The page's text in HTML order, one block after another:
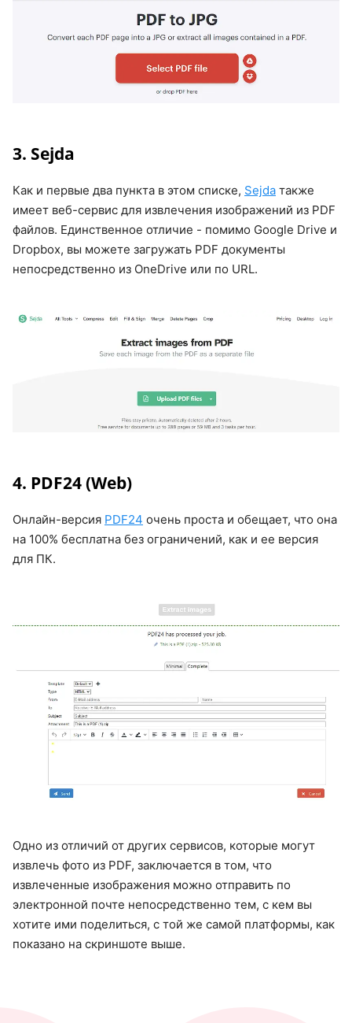
3. Sejda
Как и первые два пункта в этом списке, Sejda также
имеет веб-сервис для извлечения изображений из PDF
файлов. Единственное отличие - помимо Google Drive и
Dropbox, вы можете загружать PDF документы
непосредственно из OneDrive или по URL.
4. PDF24 (Web)
Онлайн-версия PDF24 очень проста и обещает, что она
на 100% бесплатна без ограничений, как и ее версия
для ПК.
Одно из отличий от других сервисов, которые могут
извлечь фото из PDF, заключается в том, что
извлеченные изображения можно отправить по
электронной почте непосредственно тем, с кем вы
хотите ими поделиться, с той же самой платформы, как
показано на скриншоте выше.